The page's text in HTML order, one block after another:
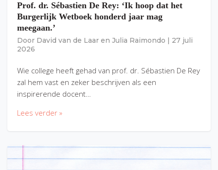
Prof. dr. Sébastien De Rey: ‘Ik hoop dat het
Burgerlijk Wetboek honderd jaar mag
meegaan.’
Door David van de Laar en Julia Raimondo
27 juli
2026
Wie college heeft gehad van prof. dr. Sébastien De Rey
zal hem vast en zeker beschrijven als een
inspirerende docent…
Lees verder »